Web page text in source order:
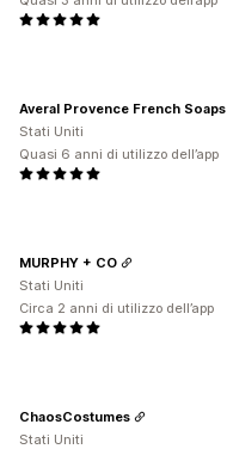
Averal Provence French Soaps
Stati Uniti
Quasi 6 anni di utilizzo dell’app
MURPHY + CO
Stati Uniti
Circa 2 anni di utilizzo dell’app
ChaosCostumes
Stati Uniti